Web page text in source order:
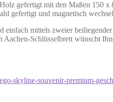
gefertigt mit den Maßen 150
gefertigt und magnetisch
einfach mittels zweier
Schlüsselbrett wünscht